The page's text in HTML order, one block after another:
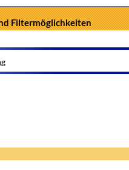
Filtermöglichkeiten